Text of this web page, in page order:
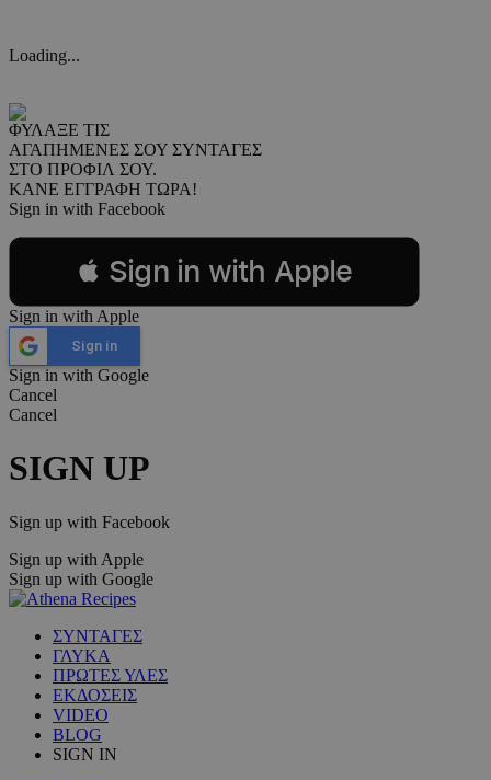
Loading...
ΦΥΛΑΞΕ ΤΙΣ
ΑΓΑΠΗΜΕΝΕΣ ΣΟΥ ΣΥΝΤΑΓΕΣ
ΣΤΟ ΠΡΟΦΙΛ ΣΟΥ.
ΚΑΝΕ ΕΓΓΡΑΦΗ ΤΩΡΑ!
Sign in with Facebook
 Sign in with Apple
Sign in with Apple
Sign in
Sign in with Google
Cancel
Cancel
SIGN UP
Sign up with Facebook
Sign up with Apple
Sign up with Google
ΣΥΝΤΑΓΕΣ
ΓΛΥΚΑ
ΠΡΩΤΕΣ ΥΛΕΣ
ΕΚΔΟΣΕΙΣ
VIDEO
BLOG
SIGN IN